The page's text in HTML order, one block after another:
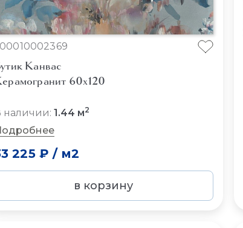
Канвас
60x120
наличии: 1.44 м2
225 ₽ / м2
в корзину